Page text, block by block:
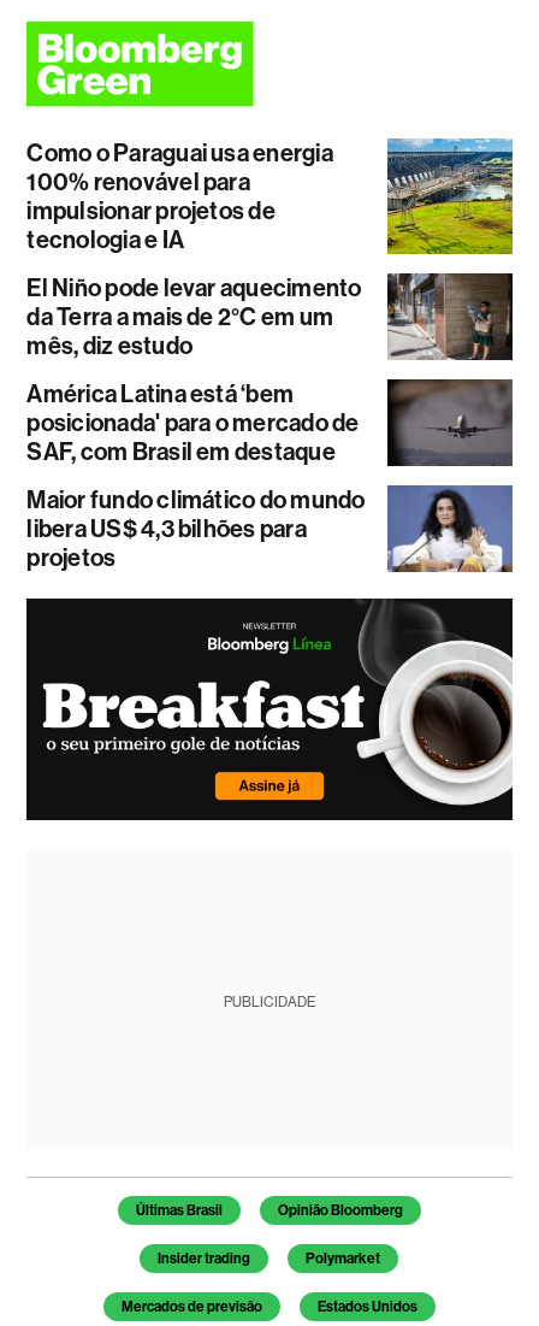
Como o Paraguai usa energia
100% renovável para
impulsionar projetos de
tecnologia e IA
El Niño pode levar aquecimento
da Terra a mais de 2°C em um
mês, diz estudo
América Latina está ‘bem
posicionada' para o mercado de
SAF, com Brasil em destaque
Maior fundo climático do mundo
libera US$ 4,3 bilhões para
projetos
PUBLICIDADE
Temas deste artigo
Últimas Brasil Opinião Bloomberg
Insider trading Polymarket
Mercados de previsão Estados Unidos